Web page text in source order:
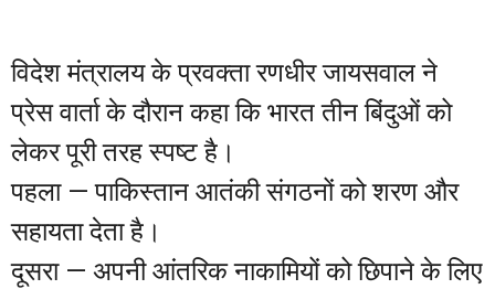
विदेश मंत्रालय के प्रवक्ता रणधीर जायसवाल ने
प्रेस वार्ता के दौरान कहा कि भारत तीन बिंदुओं को
लेकर पूरी तरह स्पष्ट है।
पहला — पाकिस्तान आतंकी संगठनों को शरण और
सहायता देता है।
दूसरा — अपनी आंतरिक नाकामियों को छिपाने के लिए